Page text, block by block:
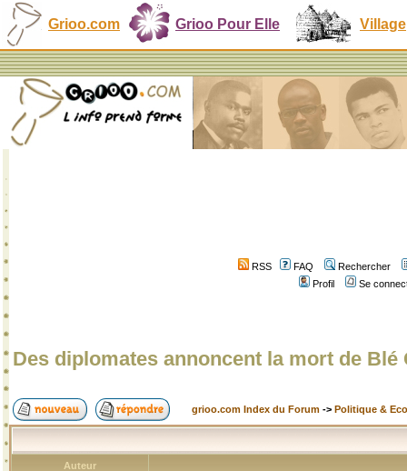
Grioo.com Grioo Pour Elle Village
RSS FAQ
Rechercher
Profil
Se
Des diplomates annoncent la mort de Blé
grioo.com Index du Forum -> Politique &
Auteur